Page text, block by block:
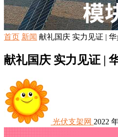
首页 新闻 献礼国庆 实力见证 |
献礼国庆 实力见证 |
光伏支架网 2022